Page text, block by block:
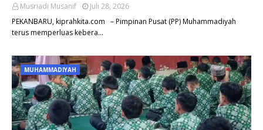
Musriadi Musanif
Juli 28, 2026
PEKANBARU, kiprahkita.com – Pimpinan Pusat (PP) Muhammadiyah
terus memperluas kebera…
MUHAMMADIYAH